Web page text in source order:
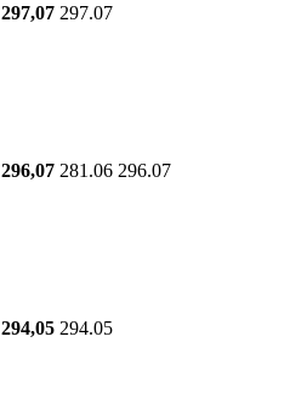
297,07 297.07
296,07 281.06 296.07
294,05 294.05